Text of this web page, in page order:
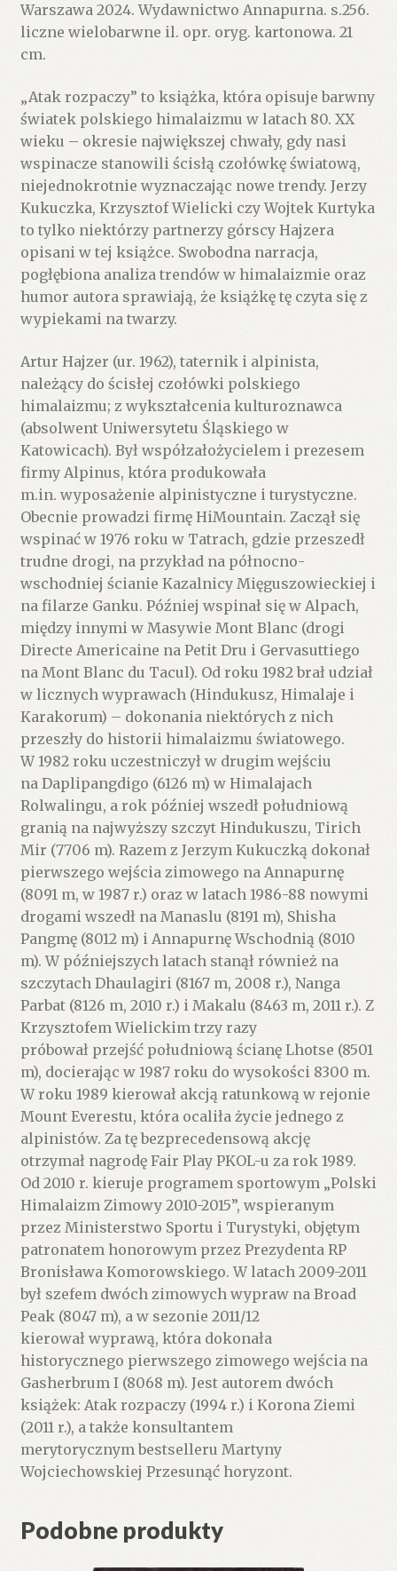
Warszawa 2024. Wydawnictwo Annapurna. s.256.
liczne wielobarwne il. opr. oryg. kartonowa. 21
cm.
„Atak rozpaczy” to książka, która opisuje barwny
światek polskiego himalaizmu w latach 80. XX
wieku – okresie największej chwały, gdy nasi
wspinacze stanowili ścisłą czołówkę światową,
niejednokrotnie wyznaczając nowe trendy. Jerzy
Kukuczka, Krzysztof Wielicki czy Wojtek Kurtyka
to tylko niektórzy partnerzy górscy Hajzera
opisani w tej książce. Swobodna narracja,
pogłębiona analiza trendów w himalaizmie oraz
humor autora sprawiają, że książkę tę czyta się z
wypiekami na twarzy.
Artur Hajzer (ur. 1962), taternik i alpinista,
należący do ścisłej czołówki polskiego
himalaizmu; z wykształcenia kulturoznawca
(absolwent Uniwersytetu Śląskiego w
Katowicach). Był współzałożycielem i prezesem
firmy Alpinus, która produkowała
m.in. wyposażenie alpinistyczne i turystyczne.
Obecnie prowadzi firmę HiMountain. Zaczął się
wspinać w 1976 roku w Tatrach, gdzie przeszedł
trudne drogi, na przykład na północno-
wschodniej ścianie Kazalnicy Mięguszowieckiej i
na filarze Ganku. Później wspinał się w Alpach,
między innymi w Masywie Mont Blanc (drogi
Directe Americaine na Petit Dru i Gervasuttiego
na Mont Blanc du Tacul). Od roku 1982 brał udział
w licznych wyprawach (Hindukusz, Himalaje i
Karakorum) – dokonania niektórych z nich
przeszły do historii himalaizmu światowego.
W 1982 roku uczestniczył w drugim wejściu
na Daplipangdigo (6126 m) w Himalajach
Rolwalingu, a rok później wszedł południową
granią na najwyższy szczyt Hindukuszu, Tirich
Mir (7706 m). Razem z Jerzym Kukuczką dokonał
pierwszego wejścia zimowego na Annapurnę
(8091 m, w 1987 r.) oraz w latach 1986-88 nowymi
drogami wszedł na Manaslu (8191 m), Shisha
Pangmę (8012 m) i Annapurnę Wschodnią (8010
m). W późniejszych latach stanął również na
szczytach Dhaulagiri (8167 m, 2008 r.), Nanga
Parbat (8126 m, 2010 r.) i Makalu (8463 m, 2011 r.). Z
Krzysztofem Wielickim trzy razy
próbował przejść południową ścianę Lhotse (8501
m), docierając w 1987 roku do wysokości 8300 m.
W roku 1989 kierował akcją ratunkową w rejonie
Mount Everestu, która ocaliła życie jednego z
alpinistów. Za tę bezprecedensową akcję
otrzymał nagrodę Fair Play PKOL-u za rok 1989.
Od 2010 r. kieruje programem sportowym „Polski
Himalaizm Zimowy 2010-2015”, wspieranym
przez Ministerstwo Sportu i Turystyki, objętym
patronatem honorowym przez Prezydenta RP
Bronisława Komorowskiego. W latach 2009-2011
był szefem dwóch zimowych wypraw na Broad
Peak (8047 m), a w sezonie 2011/12
kierował wyprawą, która dokonała
historycznego pierwszego zimowego wejścia na
Gasherbrum I (8068 m). Jest autorem dwóch
książek: Atak rozpaczy (1994 r.) i Korona Ziemi
(2011 r.), a także konsultantem
merytorycznym bestselleru Martyny
Wojciechowskiej Przesunąć horyzont.
Podobne produkty